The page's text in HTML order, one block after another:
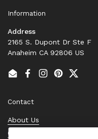
Information
Address
2165 S. Dupont Dr Ste F
Anaheim CA 92806 US
EmailFacebook
Instagram
PinterestTwitter
Contact
About Us
Contact Us